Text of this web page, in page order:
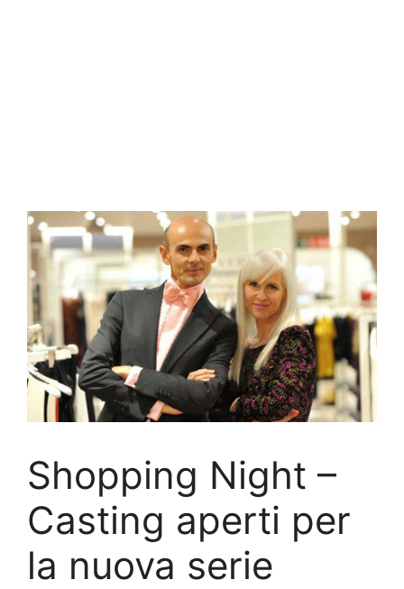
Shopping Night –
Casting aperti per
la nuova serie